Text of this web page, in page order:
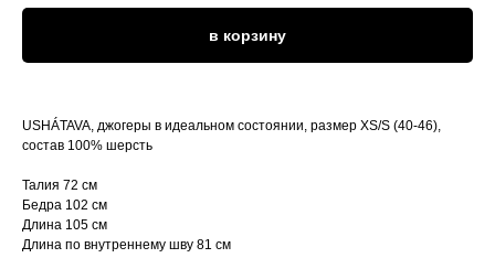
в корзину
USHÁTAVA, джогеры в идеальном состоянии, размер XS/S (40-46),
состав 100% шерсть
Талия 72 см
Бедра 102 см
Длина 105 см
Длина по внутреннему шву 81 см